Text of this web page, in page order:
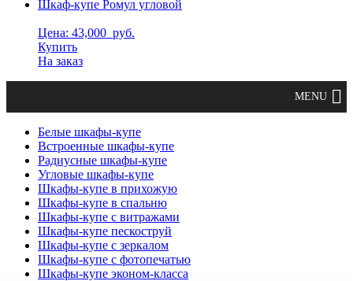
Шкаф-купе Ромул угловой
Цена: 43,000 руб.
Купить
На заказ
Белые шкафы-купе
Встроенные шкафы-купе
Радиусные шкафы-купе
Угловые шкафы-купе
Шкафы-купе в прихожую
Шкафы-купе в спальню
Шкафы-купе с витражами
Шкафы-купе пескоструй
Шкафы-купе с зеркалом
Шкафы-купе с фотопечатью
Шкафы-купе эконом-класса